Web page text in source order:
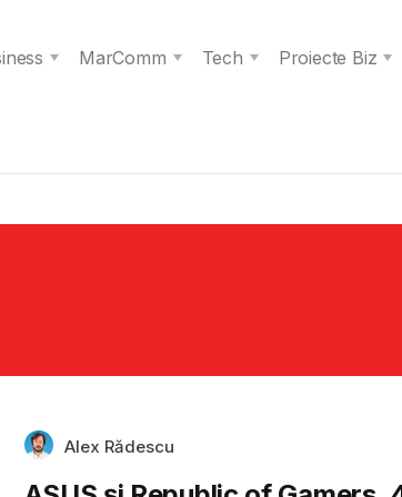
MarComm Tech
Proiecte Biz
Alex Rădescu